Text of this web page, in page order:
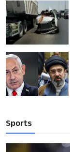
Sports